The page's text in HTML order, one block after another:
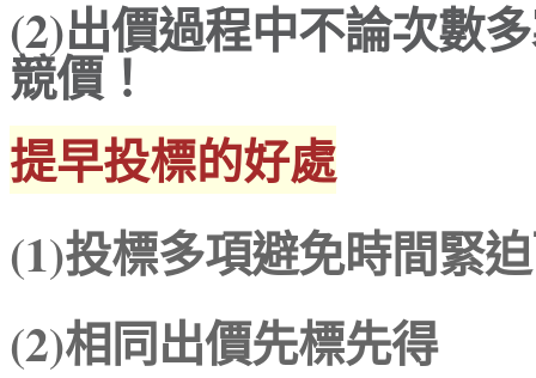
(2)出價過程中不論次數
競價！
提早投標的好處
(1)投標多項避免時間緊
(2)相同出價先標先得